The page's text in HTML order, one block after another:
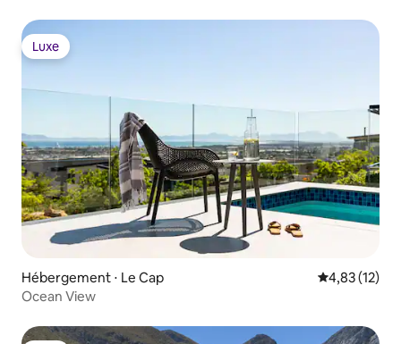
Luxe
Luxe
Hébergement ⋅ Le Cap Évaluation
4,83 (12)
Ocean View